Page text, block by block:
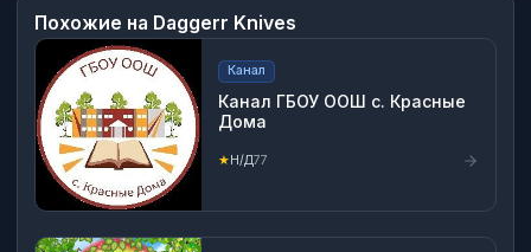
Похожие на Daggerr Knives
Канал
Канал ГБОУ ООШ с. Красные
Дома
★Н/Д77